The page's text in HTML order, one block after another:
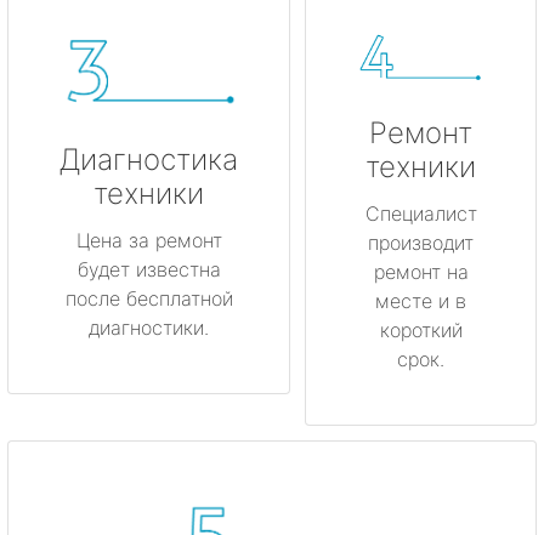
Диагностика
техники
Цена за ремонт
будет известна
после бесплатной
диагностики.
Ремонт
техники
Специалист
производит
ремонт на
месте и в
короткий
срок.